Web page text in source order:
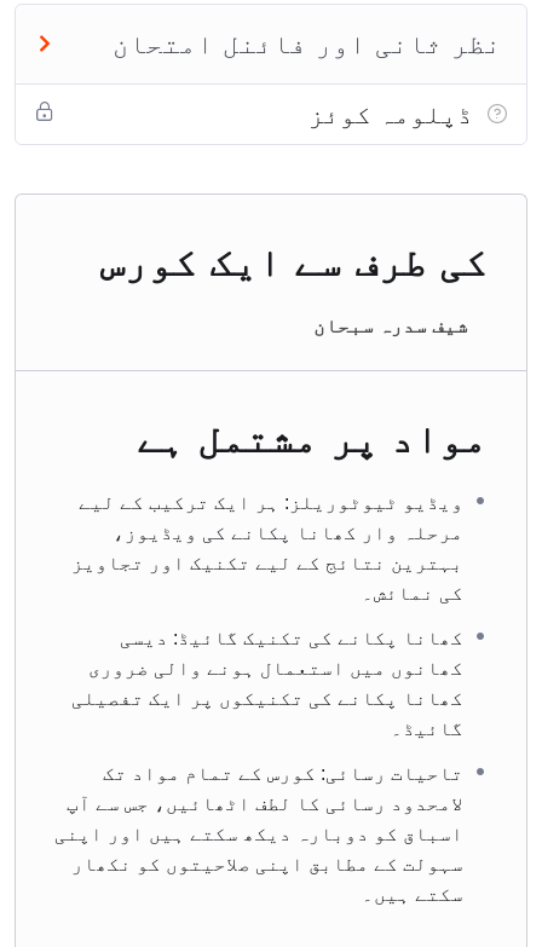
نظر ثانی اور فائنل امتحان
ڈپلومہ کوئز
کی طرف سے ایک کورس
شیف سدرہ سبحان
مواد پر مشتمل ہے
ویڈیو ٹیوٹوریلز: ہر ایک ترکیب کے لیے
مرحلہ وار کھانا پکانے کی ویڈیوز،
بہترین نتائج کے لیے تکنیک اور تجاویز
کی نمائش۔
کھانا پکانے کی تکنیک گائیڈ: دیسی
کھانوں میں استعمال ہونے والی ضروری
کھانا پکانے کی تکنیکوں پر ایک تفصیلی
گائیڈ۔
تاحیات رسائی: کورس کے تمام مواد تک
لامحدود رسائی کا لطف اٹھائیں، جس سے آپ
اسباق کو دوبارہ دیکھ سکتے ہیں اور اپنی
سہولت کے مطابق اپنی صلاحیتوں کو نکھار
سکتے ہیں۔